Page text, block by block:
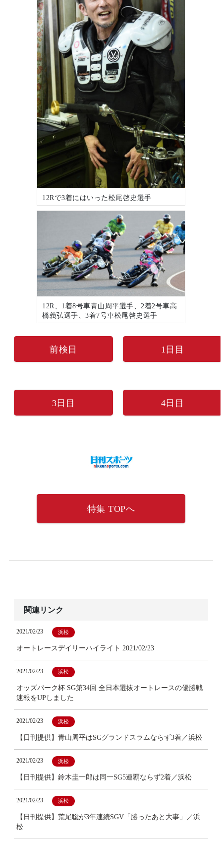
12Rで3着にはいった松尾啓史選手
12R、1着8号車青山周平選手、2着2号車高
橋義弘選手、3着7号車松尾啓史選手
前検日 1日目
3日目 4日目
特集 TOPへ
関連リンク
2021/02/23 浜松
オートレースデイリーハイライト 2021/02/23
2021/02/23 浜松
オッズパーク杯 SG第34回 全日本選抜オートレースの優勝戦
速報をUPしました
2021/02/23 浜松
【日刊提供】青山周平はSGグランドスラムならず3着／浜松
2021/02/23 浜松
【日刊提供】鈴木圭一郎は同一SG5連覇ならず2着／浜松
2021/02/23 浜松
【日刊提供】荒尾聡が3年連続SGV「勝ったあと大事」／浜
松